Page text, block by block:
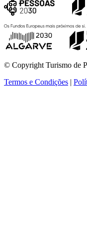
© Copyright Turismo de
Termos e Condições |